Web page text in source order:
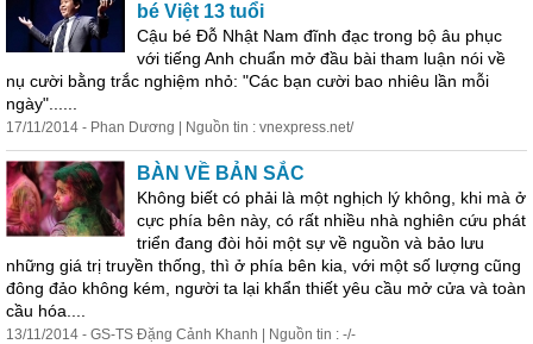
bé Việt 13 tuổi
Cậu bé Đỗ Nhật Nam đĩnh đạc trong bộ âu phục
với tiếng Anh chuẩn mở đầu bài tham luận nói về
nụ cười bằng trắc nghiệm nhỏ: "Các bạn cười bao nhiêu lần mỗi
ngày"......
17/11/2014 - Phan Dương | Nguồn tin : vnexpress.net/
BÀN VỀ BẢN SẮC
Không biết có phải là một nghịch lý không, khi mà ở
cực phía bên này, có rất nhiều nhà nghiên cứu phát
triển đang đòi hỏi một sự về nguồn và bảo lưu
những giá trị truyền thống, thì ở phía bên kia, với một số lượng cũng
đông đảo không kém, người ta lại khẩn thiết yêu cầu mở cửa và toàn
cầu hóa....
13/11/2014 - GS-TS Đặng Cảnh Khanh | Nguồn tin : -/-